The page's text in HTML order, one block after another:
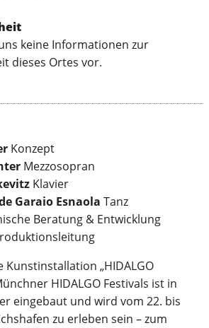
keine Informationen zur
dieses Ortes vor.
Konzept
Mezzosopran
Klavier
Garaio Esnaola Tanz
Beratung & Entwicklung
Kunstinstallation „HIDALGO
HIDALGO Festivals ist in
eingebaut und wird vom 22. bis
zu erleben sein – zum